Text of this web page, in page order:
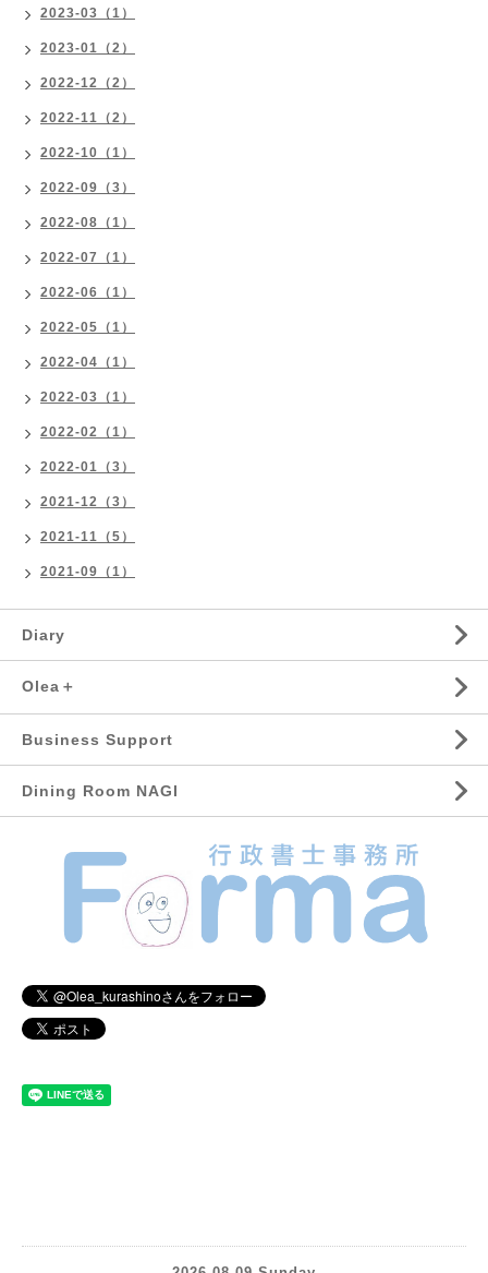
2023-03（1）
2023-01（2）
2022-12（2）
2022-11（2）
2022-10（1）
2022-09（3）
2022-08（1）
2022-07（1）
2022-06（1）
2022-05（1）
2022-04（1）
2022-03（1）
2022-02（1）
2022-01（3）
2021-12（3）
2021-11（5）
2021-09（1）
Diary
Olea＋
Business Support
Dining Room NAGI